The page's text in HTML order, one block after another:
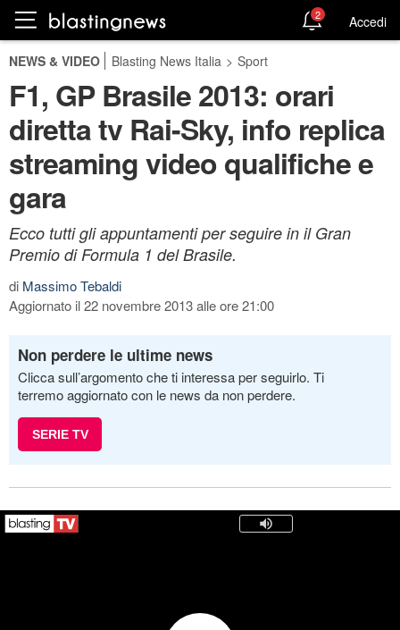
2 Accedi
NEWS & VIDEO Blasting News Italia > Sport
F1, GP Brasile 2013: orari
diretta tv Rai-Sky, info replica
streaming video qualifiche e
gara
Ecco tutti gli appuntamenti per seguire in il Gran
Premio di Formula 1 del Brasile.
di Massimo Tebaldi
Aggiornato il 22 novembre 2013 alle ore 21:00
Non perdere le ultime news
Clicca sull’argomento che ti interessa per seguirlo. Ti
terremo aggiornato con le news da non perdere.
SERIE TV